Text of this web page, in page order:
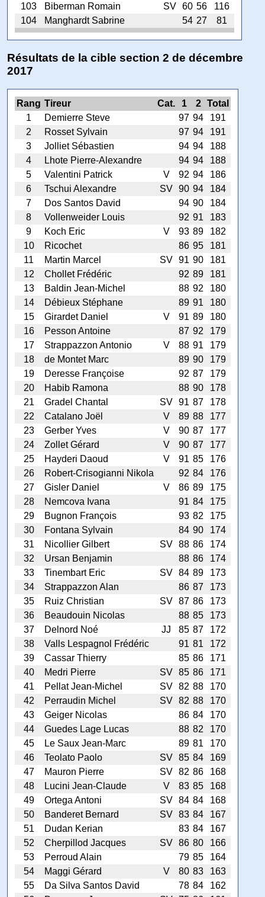
103
Biberman Romain SV 60 56
116
104
Manghardt Sabrine 54 27 81
Résultats de la cible section 2 de décembre
2017
Rang Tireur Cat. 1 2
Total
1
Demierre Steve 97 94
191
2
Rosset Sylvain 97 94
191
3
Jolliet Sébastien 94 94
188
4
Lhote Pierre-Alexandre 94 94
188
5
Valentini Patrick V 92 94
186
6
Tschui Alexandre SV 90 94
184
7
Dos Santos David 94 90
184
8
Vollenweider Louis 92 91
183
9
Koch Eric V 93 89
182
10
Ricochet 86 95
181
11
Martin Marcel SV 91 90
181
12
Chollet Frédéric 92 89
181
13
Baldin Jean-Michel 88 92
180
14
Débieux Stéphane 89 91
180
15
Girardet Daniel V 91 89
180
16
Pesson Antoine 87 92
179
17
Strappazzon Antonio V 88 91
179
18
de Montet Marc 89 90
179
19
Deresse Françoise 92 87
179
20
Habib Ramona 88 90
178
21
Gradel Chantal SV 91 87
178
22
Catalano Joël V 89 88
177
23
Gerber Yves V 90 87
177
24
Zollet Gérard V 90 87
177
25
Hayderi Daoud V 91 85
176
26
Robert-Crisogianni Nikola 92 84
176
27
Gisler Daniel V 86 89
175
28
Nemcova Ivana 91 84
175
29
Bugnon François 93 82
175
30
Fontana Sylvain 84 90
174
31
Nicollier Gilbert SV 88 86
174
32
Ursan Benjamin 88 86
174
33
Tinembart Eric SV 84 89
173
34
Strappazzon Alan 86 87
173
35
Ruiz Christian SV 87 86
173
36
Beaudouin Nicolas 88 85
173
37
Delnord Noé JJ 85 87
172
38
Valls Lespagnol Frédéric 91 81
172
39
Cassar Thierry 85 86
171
40
Medri Pierre SV 85 86
171
41
Pellat Jean-Michel SV 82 88
170
42
Perraudin Michel SV 82 88
170
43
Geiger Nicolas 86 84
170
44
Guedes Lage Lucas 88 82
170
45
Le Saux Jean-Marc 89 81
170
46
Teolato Paolo SV 85 84
169
47
Mauron Pierre SV 82 86
168
48
Lucini Jean-Claude V 83 85
168
49
Ortega Antoni SV 84 84
168
50
Banderet Bernard SV 83 84
167
51
Dudan Kerian 83 84
167
52
Cherpillod Jacques SV 86 80
166
53
Perroud Alain 79 85
164
54
Maggi Gérard V 80 83
163
55
Da Silva Santos David 78 84
162